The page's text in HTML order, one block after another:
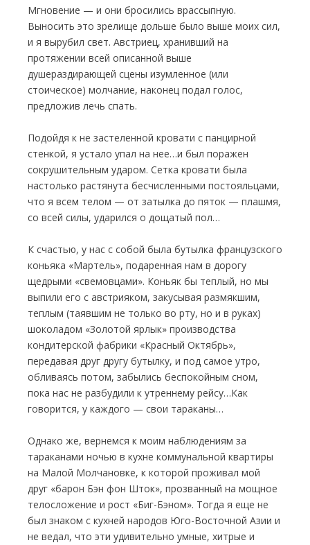
Мгновение — и они бросились врассыпную.
Выносить это зрелище дольше было выше моих сил,
и я вырубил свет. Австриец, хранивший на
протяжении всей описанной выше
душераздирающей сцены изумленное (или
стоическое) молчание, наконец подал голос,
предложив лечь спать.
Подойдя к не застеленной кровати с панцирной
стенкой, я устало упал на нее…и был поражен
сокрушительным ударом. Сетка кровати была
настолько растянута бесчисленными постояльцами,
что я всем телом — от затылка до пяток — плашмя,
со всей силы, ударился о дощатый пол…
К счастью, у нас с собой была бутылка французского
коньяка «Мартель», подаренная нам в дорогу
щедрыми «свемовцами». Коньяк бы теплый, но мы
выпили его с австрияком, закусывая размякшим,
теплым (таявшим не только во рту, но и в руках)
шоколадом «Золотой ярлык» производства
кондитерской фабрики «Красный Октябрь»,
передавая друг другу бутылку, и под самое утро,
обливаясь потом, забылись беспокойным сном,
пока нас не разбудили к утреннему рейсу…Как
говорится, у каждого — свои тараканы…
Однако же, вернемся к моим наблюдениям за
тараканами ночью в кухне коммунальной квартиры
на Малой Молчановке, к которой проживал мой
друг «барон Бэн фон Шток», прозванный на мощное
телосложение и рост «Биг-Бэном». Тогда я еще не
был знаком с кухней народов Юго-Восточной Азии и
не ведал, что эти удивительно умные, хитрые и